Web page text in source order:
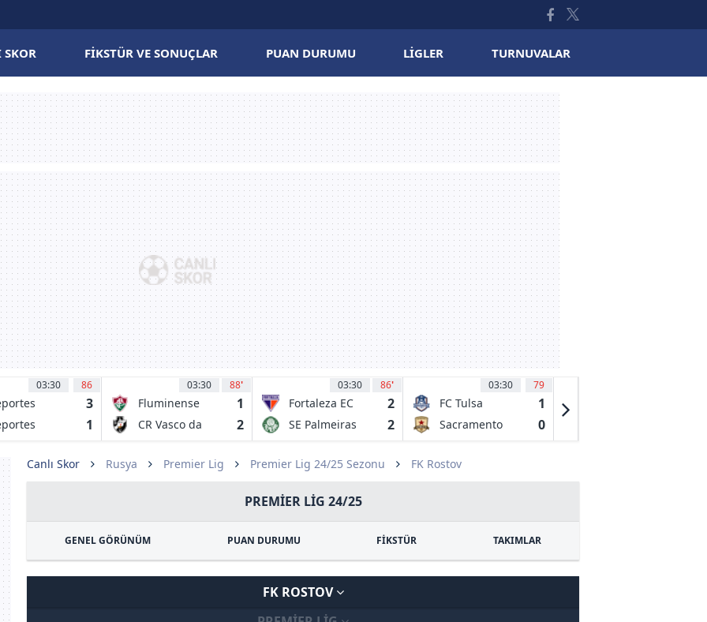
SKOR FIKSTÜR VE SONUÇLAR PUAN DURUMU LIGLER TURNUVALAR
03:30 86
3
1
03:30 88'
Fluminense
FC RJ
1
CR Vasco da
2
03:30 86'
Fortaleza EC
CE
2
SE Palmeiras
2
03:30 79
FC Tulsa 1
Sacramento
0
Canlı Skor Rusya Premier Lig Premier Lig 24/25 Sezonu FK Rostov
PREMIER LIG 24/25
GENEL GÖRÜNÜM PUAN DURUMU FİKSTÜR TAKIMLAR
FK ROSTOV